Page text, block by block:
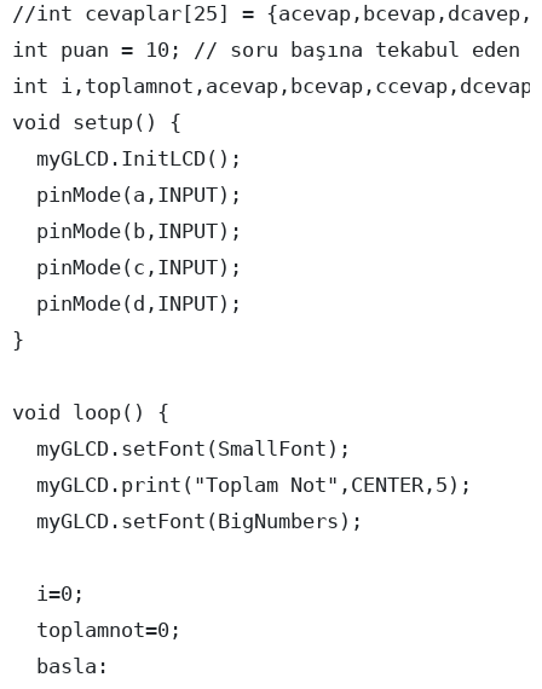
//int cevaplar[25] =
int puan = 10; // soru başına tekabul eden
int
void setup() {
  myGLCD.InitLCD();
  pinMode(a,INPUT);
  pinMode(b,INPUT);
  pinMode(c,INPUT);
  pinMode(d,INPUT);
}
void loop() {
  myGLCD.setFont(SmallFont);
  myGLCD.print("Toplam Not",CENTER,5);
  myGLCD.setFont(BigNumbers);
  i=0;
  toplamnot=0;
  basla: